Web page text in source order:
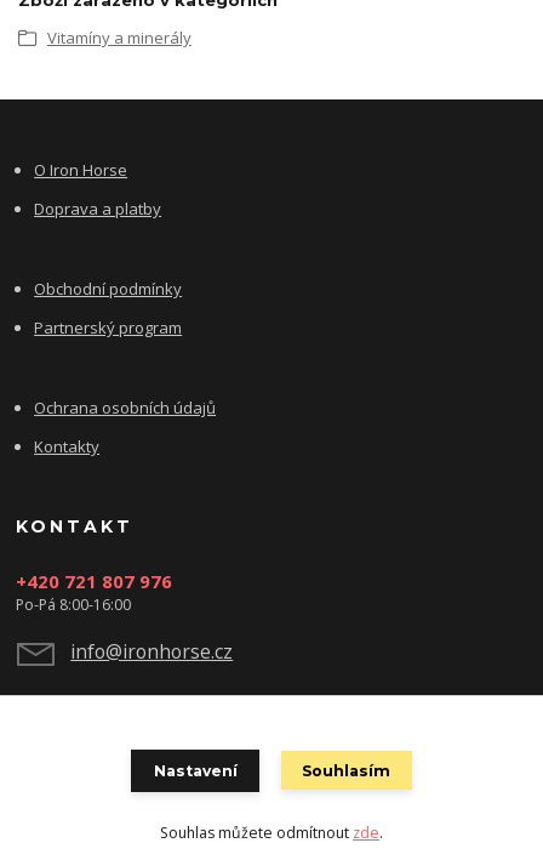
Vitamíny a minerály
O Iron Horse
Doprava a platby
Obchodní podmínky
Partnerský program
Ochrana osobních údajů
Kontakty
KONTAKT
+420 721 807 976
Po-Pá 8:00-16:00
info@ironhorse.cz
Vytvořeno na Eshop-rychle.cz
Nastavení Souhlasím
Souhlas můžete odmítnout zde.